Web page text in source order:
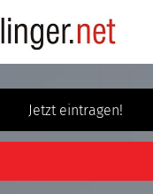
Jetzt eintragen!